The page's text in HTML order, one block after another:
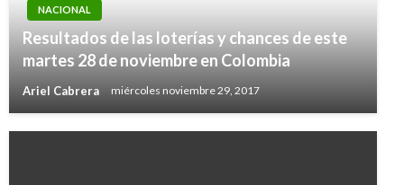
NACIONAL
Resultados de las loterías y chances de este
martes 28 de noviembre en Colombia
Ariel Cabrera miércoles noviembre 29, 2017